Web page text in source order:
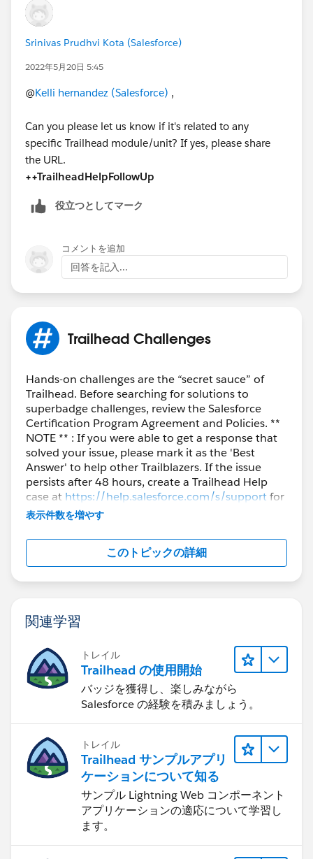
Srinivas Prudhvi Kota (Salesforce)
2022年5月20日 5:45
@Kelli hernandez (Salesforce) ,
Can you please let us know if it's related to any
specific Trailhead module/unit? If yes, please share
the URL.
++TrailheadHelpFollowUp
役立つとしてマーク
コメントを追加
回答を記入...
Trailhead Challenges
Hands-on challenges are the “secret sauce” of
Trailhead. Before searching for solutions to
superbadge challenges, review the Salesforce
Certification Program Agreement and Policies. **
NOTE ** : If you were able to get a response that
solved your issue, please mark it as the 'Best
Answer' to help other Trailblazers. If the issue
persists after 48 hours, create a Trailhead Help
case at https://help.salesforce.com/s/supportfor
further assistance.
表示件数を増やす
このトピックの詳細
関連学習
トレイル
Trailhead の使用開始
バッジを獲得し、楽しみながら
Salesforce の経験を積みましょう。
トレイル
Trailhead サンプルアプリ
ケーションについて知る
サンプル Lightning Web コンポーネント
アプリケーションの適応について学習し
ます。